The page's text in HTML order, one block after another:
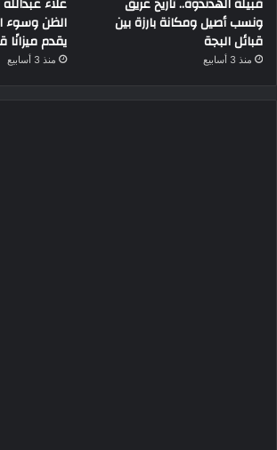
قبيلة الهدندوة.. تاريخ عريق
ونسب أصيل ومكانة بارزة بين
قبائل البجة
منذ 3 أسابيع
علاء
الظن وسوء
يقدم ميزانًا
منذ 3 أسابيع